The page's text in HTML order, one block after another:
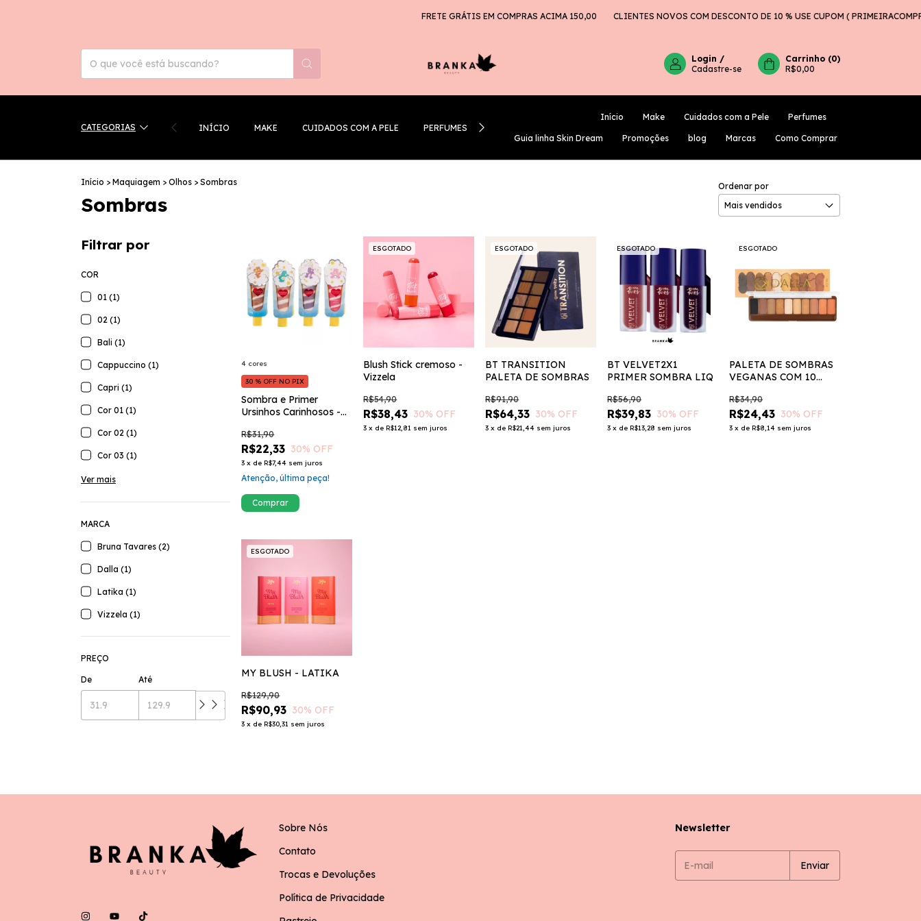
FRETE GRÁTIS EM COMPRAS ACIMA 150,00 CLIENTES NOVOS COM DESCONTO DE 10 % USE CUPOM ( PRIMEIRACOMPRA
Login /
Cadastre-se
Carrinho (0)
R$0,00
CATEGORIAS INÍCIO MAKE CUIDADOS COM A PELE PERFUMES
Início Make Cuidados com a Pele Perfumes
Guia linha Skin Dream Promoções blog Marcas Como Comprar
Início > Maquiagem > Olhos > Sombras
Sombras
Ordenar por
Filtrar por
COR
01 (1)
02 (1)
Bali (1)
Cappuccino (1)
Capri (1)
Cor 01 (1)
Cor 02 (1)
Cor 03 (1)
Ver mais
MARCA
Bruna Tavares (2)
Dalla (1)
Latika (1)
Vizzela (1)
PREÇO
De Até
Sombra e Primer
Ursinhos Carinhosos -
R$22,33
R$31,90
30% OFF
3 x deR$7,44 sem juros
30 % OFF NO PIX
Atenção, última peça!
4 cores
Comprar
ESGOTADO
Blush Stick cremoso -
Vizzela
R$38,43
R$54,90
30% OFF
3 x deR$12,81 sem juros
ESGOTADO
BT TRANSITION
PALETA DE SOMBRAS
R$64,33
R$91,90
30% OFF
3 x deR$21,44 sem juros
ESGOTADO
BT VELVET2X1
PRIMER SOMBRA LIQ
R$39,83
R$56,90
30% OFF
3 x deR$13,28 sem juros
ESGOTADO
PALETA DE SOMBRAS
VEGANAS COM 10
R$24,43
R$34,90
30% OFF
3 x deR$8,14 sem juros
ESGOTADO
MY BLUSH - LATIKA
R$90,93
R$129,90
30% OFF
3 x deR$30,31 sem juros
Sobre Nós
Contato
Trocas e Devoluções
Política de Privacidade
Newsletter